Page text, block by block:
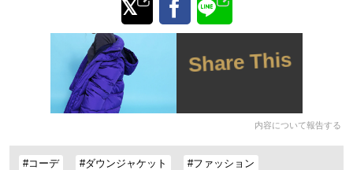
Share This
内容について報告する
#コーデ #ダウンジャケット #ファッション